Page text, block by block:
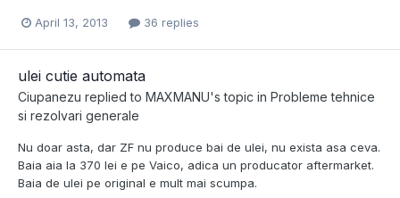
April 13, 2013 36 replies
ulei cutie automata
Ciupanezu replied to MAXMANU's topic in Probleme tehnice
si rezolvari generale
Nu doar asta, dar ZF nu produce bai de ulei, nu exista asa ceva.
Baia aia la 370 lei e pe Vaico, adica un producator aftermarket.
Baia de ulei pe original e mult mai scumpa.